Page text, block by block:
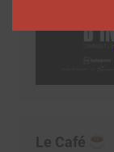
Le Café